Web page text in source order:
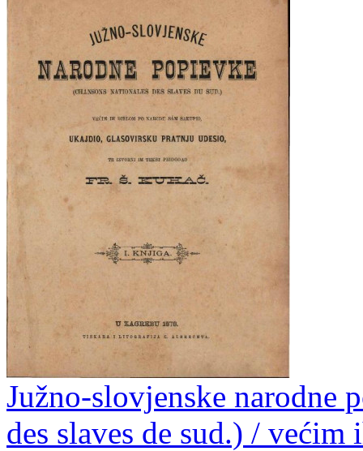
Južno-slovjenske narodne
des slaves de sud.) /